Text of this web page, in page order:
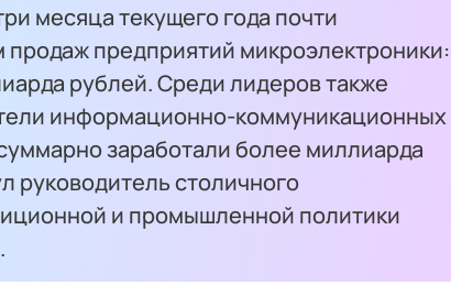
месяца текущего года почти
продаж предприятий микроэлектроники:
рублей. Среди лидеров также
информационно-коммуникационных
заработали более миллиарда
руководитель столичного
и промышленной политики
.